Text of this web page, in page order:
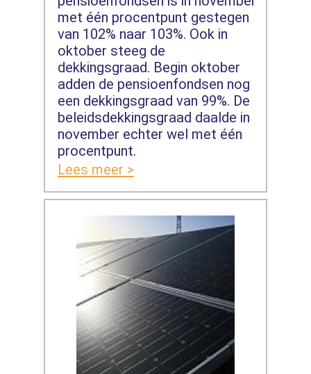
met één procentpunt gestegen
van 102% naar 103%. Ook in
oktober steeg de
dekkingsgraad. Begin oktober
adden de pensioenfondsen nog
een dekkingsgraad van 99%. De
beleidsdekkingsgraad daalde in
november echter wel met één
procentpunt.
Lees meer >